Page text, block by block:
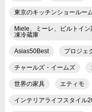
東京のキッチンショールー
Miele、ミーレ、ビルトイ
凍冷蔵庫
Asias50Best プロジェ
チャールズ・イームズ
世界の家具 エティモ
インテリアライフスタイル